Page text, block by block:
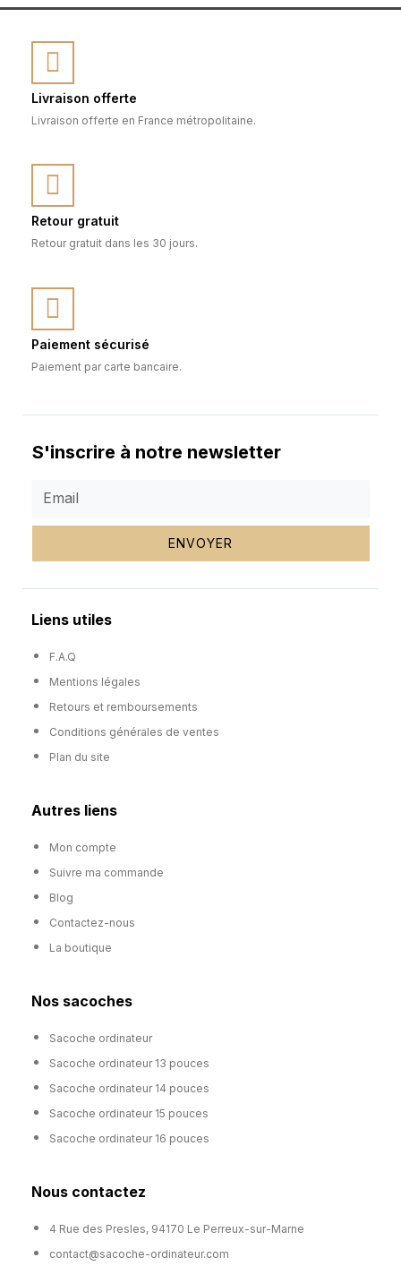
Livraison offerte
Livraison offerte en France métropolitaine.
Retour gratuit
Retour gratuit dans les 30 jours.
Paiement sécurisé
Paiement par carte bancaire.
S'inscrire à notre newsletter
ENVOYER
Liens utiles
F.A.Q
Mentions légales
Retours et remboursements
Conditions générales de ventes
Plan du site
Autres liens
Mon compte
Suivre ma commande
Blog
Contactez-nous
La boutique
Nos sacoches
Sacoche ordinateur
Sacoche ordinateur 13 pouces
Sacoche ordinateur 14 pouces
Sacoche ordinateur 15 pouces
Sacoche ordinateur 16 pouces
Nous contactez
4 Rue des Presles, 94170 Le Perreux-sur-Marne
contact@sacoche-ordinateur.com